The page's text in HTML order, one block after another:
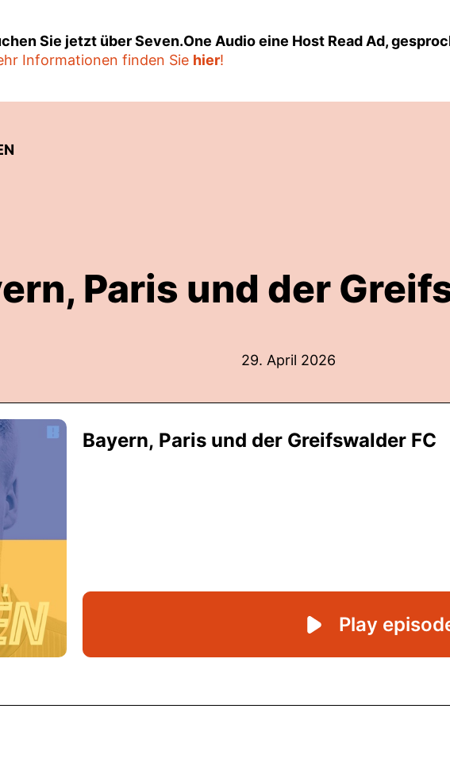
Sie jetzt über Seven.One Audio eine Host Read Ad,
Informationen finden Sie hier!
Paris und der
29. April 2026